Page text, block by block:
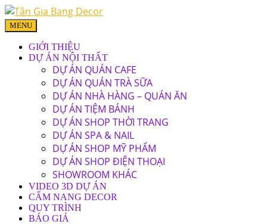
MENU
GIỚI THIỆU
DỰ ÁN NỘI THẤT
DỰ ÁN QUÁN CAFE
DỰ ÁN QUÁN TRÀ SỮA
DỰ ÁN NHÀ HÀNG – QUÁN ĂN
DỰ ÁN TIỆM BÁNH
DỰ ÁN SHOP THỜI TRANG
DỰ ÁN SPA & NAIL
DỰ ÁN SHOP MỸ PHẨM
DỰ ÁN SHOP ĐIỆN THOẠI
SHOWROOM KHÁC
VIDEO 3D DỰ ÁN
CẨM NANG DECOR
QUY TRÌNH
BÁO GIÁ